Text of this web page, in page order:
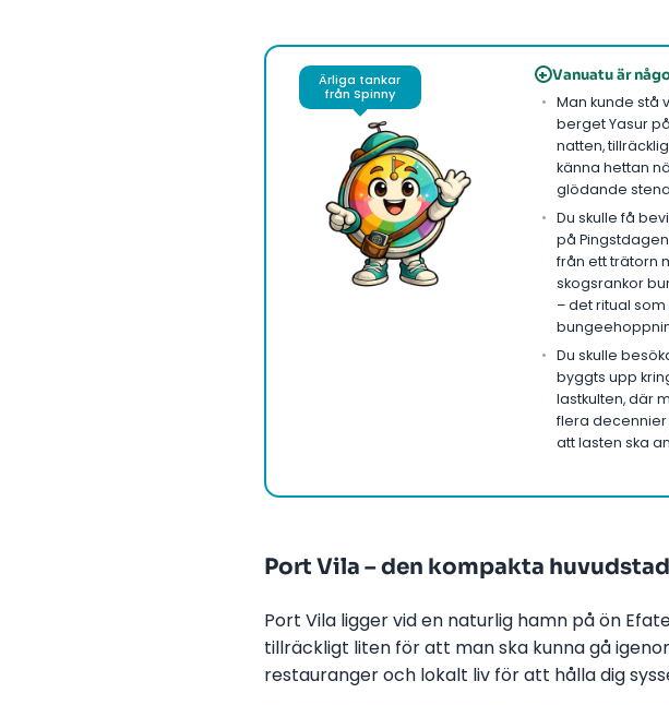
Ärliga tankar
från Spinny
+ Vanuatu är
Man kunde stå
berget Yasur
natten,
känna hettan
glödande
Du skulle få
på
från ett trätorn
skogsrankor
– det ritual
Du skulle
byggts upp
lastkulten, där
flera
att lasten ska
Port Vila – den kompakta
Port Vila ligger vid en naturlig hamn på ön
tillräckligt liten för att man ska kunna gå
restauranger och lokalt liv för att hålla dig